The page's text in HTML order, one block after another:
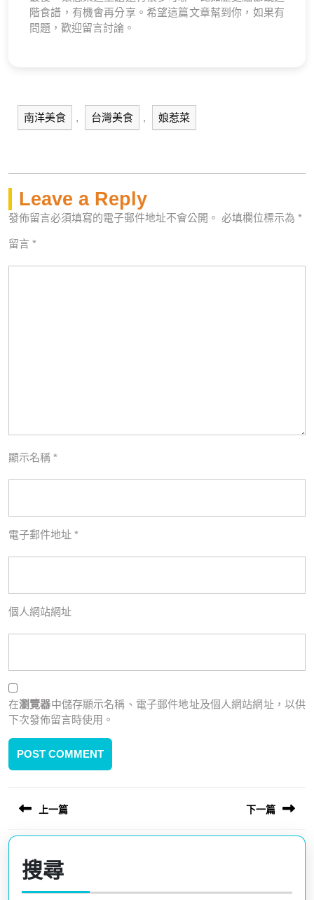
階食譜，有機會再分享。希望這篇文章幫到你，如果有
問題，歡迎留言討論。
南洋美食 , 台灣美食 , 娘惹菜
Leave a Reply
發佈留言必須填寫的電子郵件地址不會公開。 必填欄位標示為 *
留言 *
顯示名稱 *
電子郵件地址 *
個人網站網址
在瀏覽器中儲存顯示名稱、電子郵件地址及個人網站網址，以供
下次發佈留言時使用。
文
章
導
覽
上一篇
Previous
post:
下一篇
搜尋